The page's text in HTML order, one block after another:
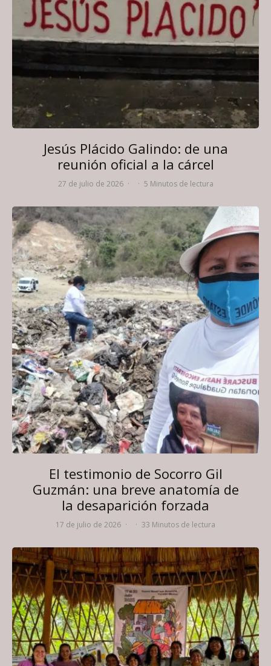
Jesús Plácido Galindo: de una
reunión oficial a la cárcel
27 de julio de 2026 · · 5 Minutos de lectura
El testimonio de Socorro Gil
Guzmán: una breve anatomía de
la desaparición forzada
17 de julio de 2026 · · 33 Minutos de lectura